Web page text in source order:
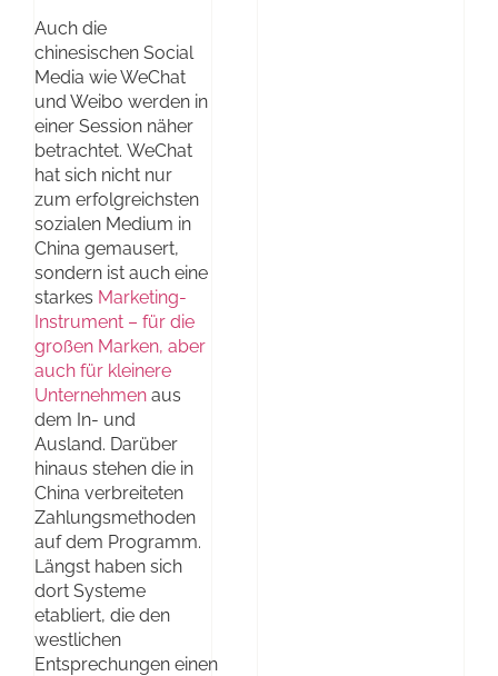
Auch die
chinesischen Social
Media wie WeChat
und Weibo werden in
einer Session näher
betrachtet. WeChat
hat sich nicht nur
zum erfolgreichsten
sozialen Medium in
China gemausert,
sondern ist auch eine
starkes Marketing-
Instrument – für die
großen Marken, aber
auch für kleinere
Unternehmen aus
dem In- und
Ausland. Darüber
hinaus stehen die in
China verbreiteten
Zahlungsmethoden
auf dem Programm.
Längst haben sich
dort Systeme
etabliert, die den
westlichen
Entsprechungen einen